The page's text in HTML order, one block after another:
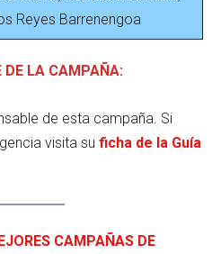
Reyes Barrenengoa
DE LA CAMPAÑA:
de esta campaña. Si
visita su ficha de la Guía
CAMPAÑAS DE